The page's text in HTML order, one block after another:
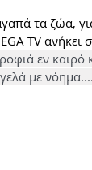
τα ζώα,
TV ανήκει
εν
με